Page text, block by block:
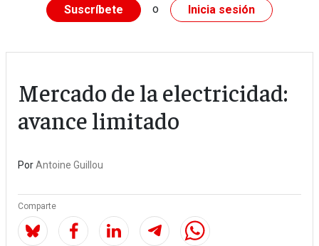
Suscríbete o Inicia sesión
Mercado de la electricidad:
avance limitado
PorAntoine Guillou
Comparte